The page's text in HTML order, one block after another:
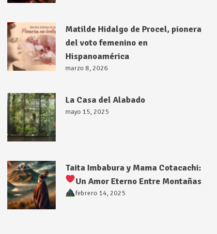
Matilde Hidalgo de Procel, pionera
del voto femenino en
Hispanoamérica
marzo 8, 2026
La Casa del Alabado
mayo 15, 2025
Taita Imbabura y Mama Cotacachi:
Un Amor Eterno Entre Montañas
febrero 14, 2025